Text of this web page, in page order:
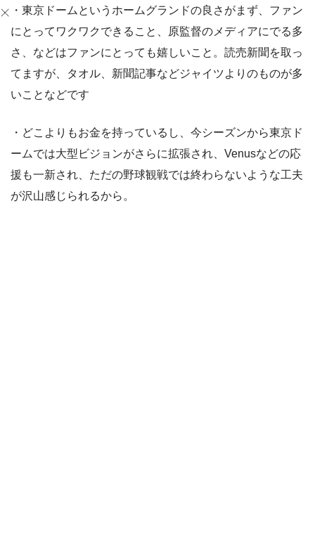
・東京ドームというホームグランドの良さがまず、ファン
にとってワクワクできること、原監督のメディアにでる多
さ、などはファンにとっても嬉しいこと。読売新聞を取っ
てますが、タオル、新聞記事などジャイツよりのものが多
いことなどです
・どこよりもお金を持っているし、今シーズンから東京ド
ームでは大型ビジョンがさらに拡張され、Venusなどの応
援も一新され、ただの野球観戦では終わらないような工夫
が沢山感じられるから。